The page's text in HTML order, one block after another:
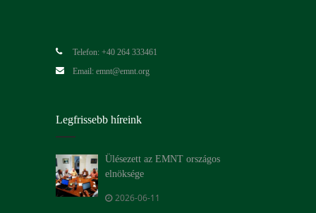
Telefon: +40 264 333461
Email: emnt@emnt.org
Legfrissebb híreink
Ülésezett az EMNT országos
elnöksége
2026-06-11